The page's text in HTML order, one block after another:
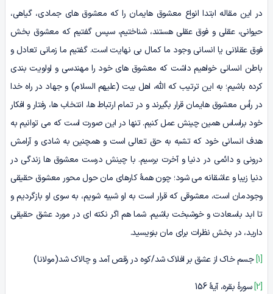
در این مقاله ابتدا انواع معشوق هایمان را که معشوق­­ های جمادی، گیاهی،
حیوانی، عقلی و فوق عقلی هستند، شناختیم، سپس گفتیم که معشوق بخش
فوق عقلانی یا انسانی وجود ما کمال بی­ نهایت است. گفتیم ما زمانی تعادل و
باطن انسانی خواهیم داشت که معشوق ­های خود را مهندسی و اولویت ­بندی
کرده باشیم؛ به این ترتیب که الله، ­اهل ­بیت (علیهم السلام) و جهاد در راه خدا
در رأس معشوق ­هایمان قرار بگیرند و در تمام ارتباط ­ها، انتخاب ها، رفتار و افکار
خود براساس همین چینش عمل کنیم. تنها در این صورت است که می ­توانیم به
هدف انسانی خود که تشبه به حق تعالی است و همچنین به شادی و آرامش
درونی و دائمی در دنیا و آخرت برسیم. با چینش درست معشوق ها زندگی­ در
دنیا زیبا و عاشقانه می ­شود؛ چون همۀ کارهای مان حول محور معشوق حقیقی
وجودمان است، معشوقی که قرار است به او شبیه شویم، به سوی او بازگردیم و
تا ابد باسعادت و خوشبخت باشیم. شما هم اگر نکته‌ ای در مورد عشق حقیقی
دارید، در بخش نظرات برای‌ مان بنویسید.
[1] جسم خاک از عشق بر افلاک شد/کوه در رقص آمد و چالاک شد(مولانا)
[2] سورۀ بقره، آیۀ 156